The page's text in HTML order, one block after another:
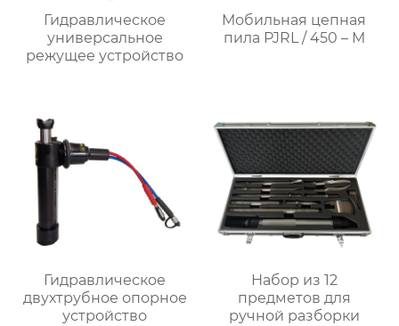
Гидравлическое
универсальное
режущее устройство
Мобильная цепная
пила PJRL / 450 – M
Гидравлическое
двухтрубное опорное
устройство
Набор из 12
предметов для
ручной разборки